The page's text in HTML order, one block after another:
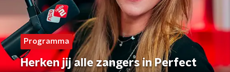
Programma
Herken jij alle zangers in Perfect